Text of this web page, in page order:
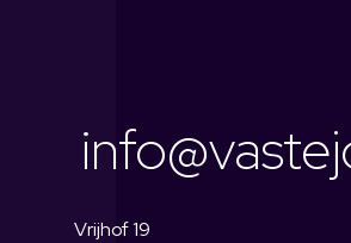
Vrijhof 19